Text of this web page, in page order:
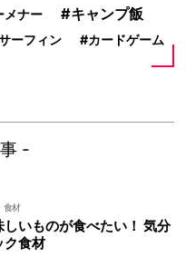
メナー キャンプ飯
ーフィン カードゲーム
-
食材
いものが食べたい！ 気分
ク食材